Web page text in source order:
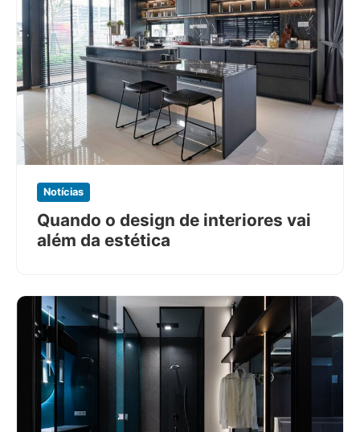
Notícias
Quando o design de interiores vai
além da estética